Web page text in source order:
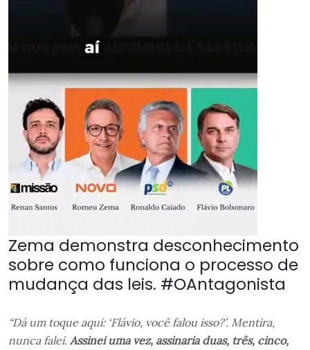
Zema demonstra desconhecimento
sobre como funciona o processo de
mudança das leis. #OAntagonista
“Dá um toque aqui: ‘Flávio, você falou isso?’. Mentira,
nunca falei. Assinei uma vez, assinaria duas, três, cinco,